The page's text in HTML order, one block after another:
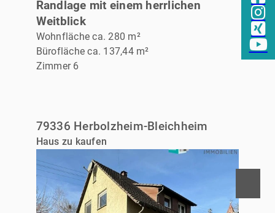
Randlage mit einem herrlichen
Weitblick
Wohnfläche ca. 280 m²
Bürofläche ca. 137,44 m²
Zimmer 6
79336 Herbolzheim-Bleichheim
Haus zu kaufen